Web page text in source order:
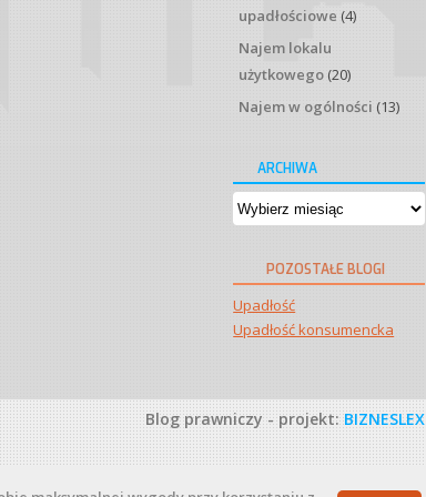
upadłościowe (4)
Najem lokalu
użytkowego (20)
Najem w ogólności (13)
ARCHIWA
Archiwa
POZOSTAŁE BLOGI
Upadłość
Upadłość konsumencka
Blog prawniczy - projekt:BIZNESLEX